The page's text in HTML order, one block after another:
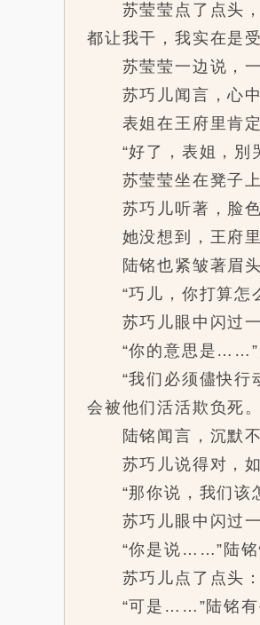
苏莹莹点了点头，
都让我干，我实在是
苏莹莹一边说，一
苏巧儿闻言，心中
表姐在王府里肯定
“好了，表姐，別哭
苏莹莹坐在凳子上
苏巧儿听著，脸色
她没想到，王府里
陆铭也紧皱著眉头
“巧儿，你打算怎么
苏巧儿眼中闪过一
“你的意思是……”陆
“我们必须儘快行动
会被他们活活欺负死
陆铭闻言，沉默不
苏巧儿说得对，如
“那你说，我们该怎
苏巧儿眼中闪过一
“你是说……”陆铭
苏巧儿点了点头：“
“可是……”陆铭有些